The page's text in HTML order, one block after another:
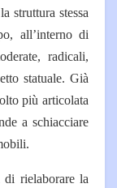
struttura stessa
all’interno di
radicali,
statuale. Già
più articolata
a schiacciare
di rielaborare la